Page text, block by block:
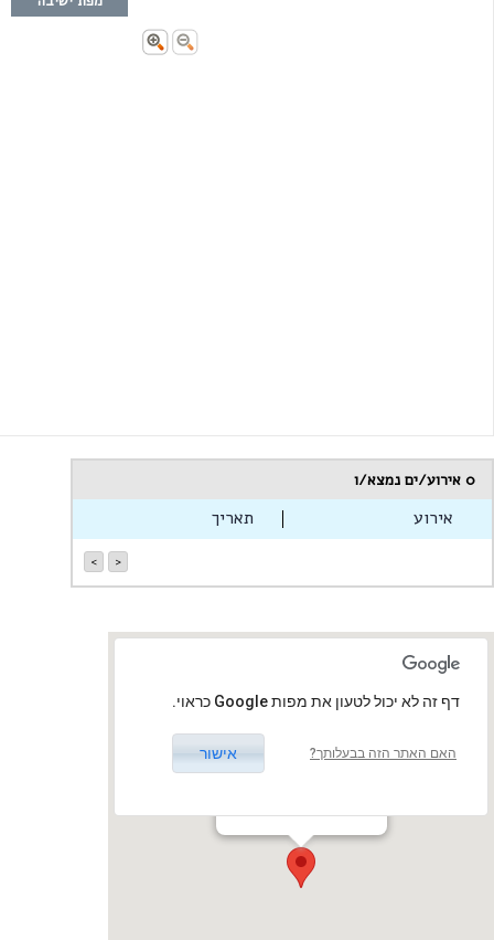
0 אירוע/ים נמצא/ו
אירוע תאריך
<
>
פארק המעיין כפר תבור
‏דף זה לא יכול לטעון את מפות Google כראוי.
האם האתר הזה בבעלותך? אישור